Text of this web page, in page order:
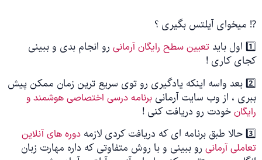
⁉️ میخوای آیلتس بگیری ؟
1️⃣ اول باید
تعیین سطح رایگان آرمانی رو انجام بدی و ببینی
کجای کاری !
2️⃣ بعد واسه اینکه یادگیری رو توی سریع ترین زمان ممکن پیش
ببری ، از وب سایت آرمانی برنامه درسی اختصاصی هوشمند و
رایگان خودت رو دریافت کنی !
3️⃣ حالا طبق برنامه ای که دریافت کردی لازمه
دوره های آنلاین
تعاملی آرمانی رو ببینی و با روش متفاوتی که داره مهارت زبان